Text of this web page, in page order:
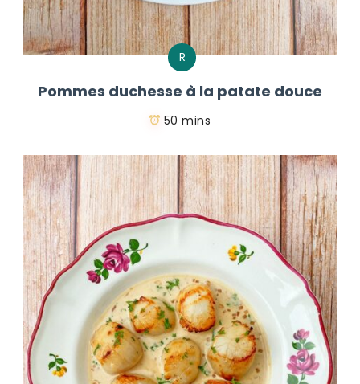
R
Pommes duchesse à la patate douce
50 mins